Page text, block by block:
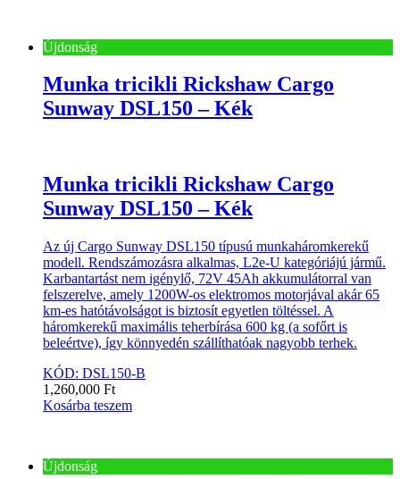
Újdonság
Munka tricikli Rickshaw Cargo
Sunway DSL150 – Kék
Munka tricikli Rickshaw Cargo
Sunway DSL150 – Kék
Az új Cargo Sunway DSL150 típusú munkaháromkerekű
modell. Rendszámozásra alkalmas, L2e-U kategóriájú jármű.
Karbantartást nem igénylő, 72V 45Ah akkumulátorral van
felszerelve, amely 1200W-os elektromos motorjával akár 65
km-es hatótávolságot is biztosít egyetlen töltéssel. A
háromkerekű maximális teherbírása 600 kg (a sofőrt is
beleértve), így könnyedén szállíthatóak nagyobb terhek.
KÓD: DSL150-B
1,260,000 Ft
Kosárba teszem
Újdonság